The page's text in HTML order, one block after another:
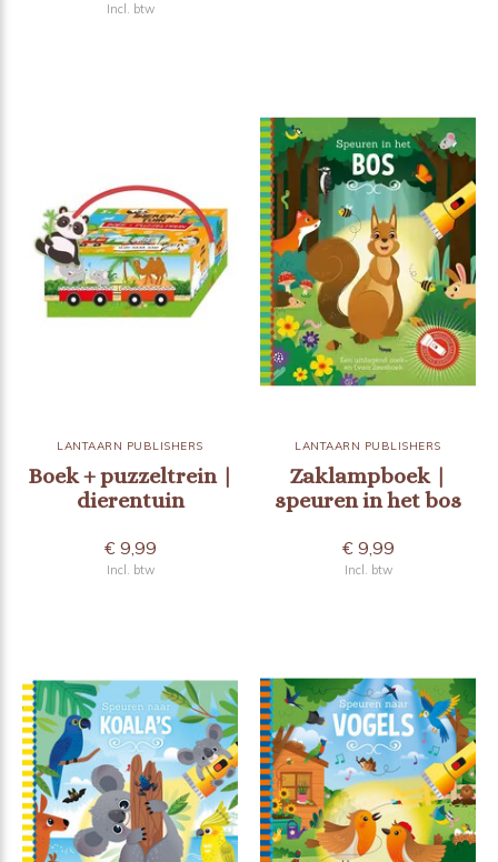
Incl. btw
LANTAARN PUBLISHERS
Boek + puzzeltrein |
dierentuin
€ 9,99
Incl. btw
LANTAARN PUBLISHERS
Zaklampboek |
speuren in het bos
€ 9,99
Incl. btw